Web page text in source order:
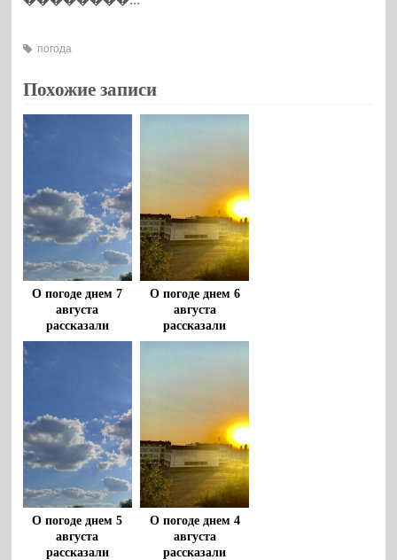
погода
Похожие записи
О погоде днем 7
августа
рассказали
воронежцам
О погоде днем 6
августа
рассказали
воронежцам
О погоде днем 5
августа
рассказали
О погоде днем 4
августа
рассказали